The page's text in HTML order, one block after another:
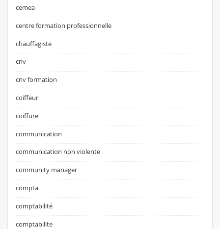
cemea
centre formation professionnelle
chauffagiste
cnv
cnv formation
coiffeur
coiffure
communication
communication non violente
community manager
compta
comptabilité
comptabilite